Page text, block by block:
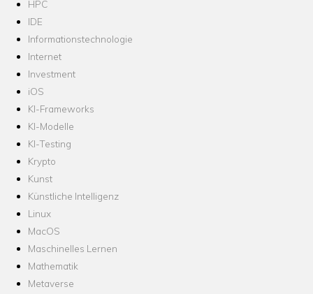
HPC
IDE
Informationstechnologie
Internet
Investment
iOS
KI-Frameworks
KI-Modelle
KI-Testing
Krypto
Kunst
Künstliche Intelligenz
Linux
MacOS
Maschinelles Lernen
Mathematik
Metaverse